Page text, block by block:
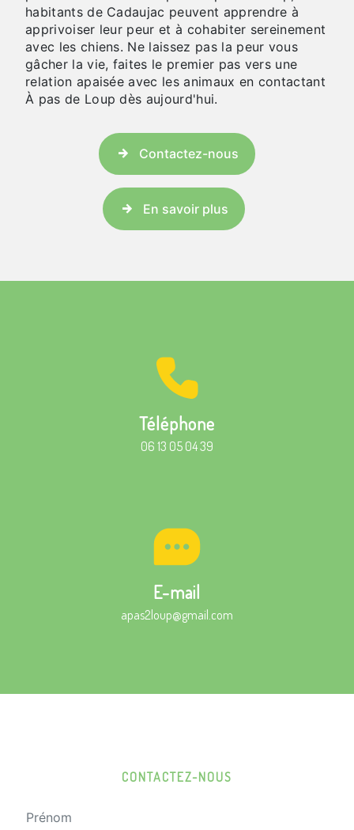
habitants de Cadaujac peuvent apprendre à
apprivoiser leur peur et à cohabiter sereinement
avec les chiens. Ne laissez pas la peur vous
gâcher la vie, faites le premier pas vers une
relation apaisée avec les animaux en contactant
À pas de Loup dès aujourd'hui.
En savoir plus
Contactez-nous
Téléphone
06 13 05 04 39
E-mail
apas2loup@gmail.com
CONTACTEZ-NOUS